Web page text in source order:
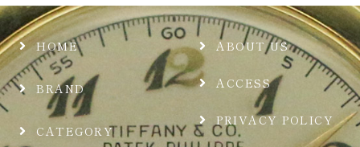
HOME
BRAND
CATEGORY
ABOUT US
ACCESS
PRIVACY POLICY